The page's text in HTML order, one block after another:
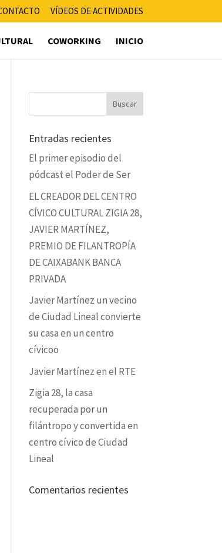
VÍDEOS DE ACTIVIDADES
COWORKING INICIO
Entradas recientes
El primer episodio del
pódcast el Poder de Ser
EL CREADOR DEL CENTRO
CÍVICO CULTURAL ZIGIA 28,
JAVIER MARTÍNEZ,
PREMIO DE FILANTROPÍA
DE CAIXABANK BANCA
PRIVADA
Javier Martínez un vecino
de Ciudad Lineal convierte
su casa en un centro
cívicoo
Javier Martínez en el RTE
Zigia 28, la casa
recuperada por un
filántropo y convertida en
centro cívico de Ciudad
Lineal
Comentarios recientes